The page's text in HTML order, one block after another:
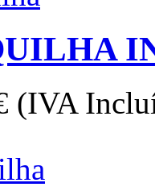
(IVA